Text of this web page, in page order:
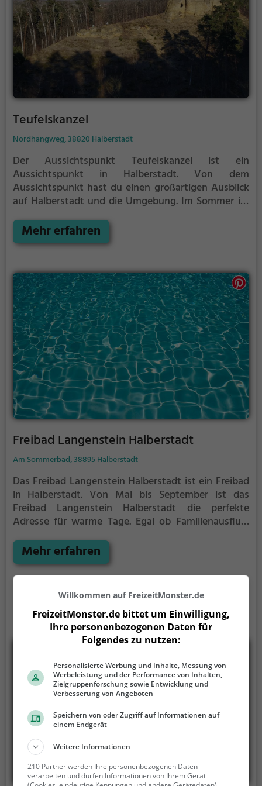
Anlage zu erhöhen.
Teufelskanzel
Nordhangweg, 38820 Halberstadt
Der Aussichtspunkt Teufelskanzel ist ein
Aussichtspunkt in Halberstadt. Von dem
Aussichtspunkt hast du einen großartigen Ausblick
auf Halberstadt und die Umgebung. Im Sommer ist
Ausflugsziel für Familienausflüge, Wanderungen
oder zum Picknicken und lockt an warmen und
Mehr erfahren
Freibad Langenstein Halberstadt
Am Sommerbad, 38895 Halberstadt
Das Freibad Langenstein Halberstadt ist ein Freibad
in Halberstadt. Von Mai bis September ist das
Freibad Langenstein Halberstadt die perfekte
Adresse für warme Tage. Egal ob Familienausflug,
im Freibad Langenstein Halberstadt kommt jeder
auf seine Kosten. Bei gutem Wetter kann die
Freibadsaison im Freibad Langenstein Halberstadt
auch verlängert werden. Informationen hierzu
findest du auf der Website.
Mehr erfahren
Willkommen auf FreizeitMonster.de
FreizeitMonster.de bittet um Einwilligung,
Ihre personenbezogenen Daten für
Folgendes zu nutzen:
Personalisierte Werbung und Inhalte, Messung von
Werbeleistung und der Performance von Inhalten,
Zielgruppenforschung sowie Entwicklung und
Verbesserung von Angeboten
Speichern von oder Zugriff auf Informationen auf
einem Endgerät
Weitere Informationen
210 Partner werden Ihre personenbezogenen Daten
verarbeiten und dürfen Informationen von Ihrem Gerät